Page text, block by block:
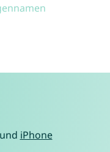
und iPhone